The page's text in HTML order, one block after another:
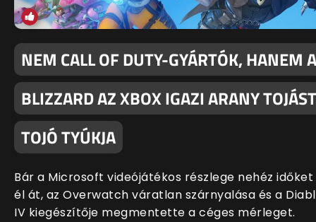
NEM CALL OF DUTY-GYÁRTÓK, HANEM A
BLIZZARD AZ XBOX IGAZI ARANY TOJÁST
TOJÓ TYÚKJA
Bár a Microsoft videójátékos részlege nehéz időket
él át, az Overwatch váratlan szárnyalása és a
IV kiegészítője megmentette a céges mérleget.